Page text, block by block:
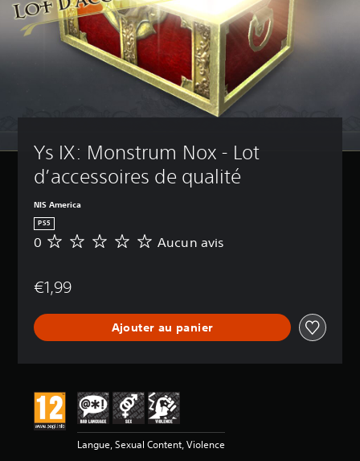
Ys IX: Monstrum Nox - Lot
d’accessoires de qualité
NIS America
PS5
A
u
a
v
0 Aucun avis
€1,99
Ajouter au panier
Langue, Sexual Content, Violence